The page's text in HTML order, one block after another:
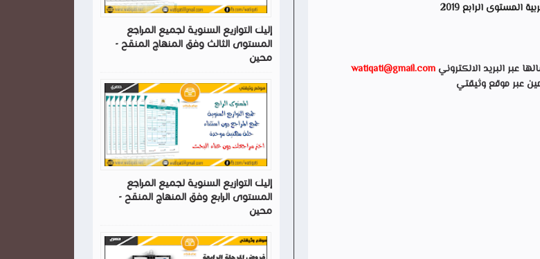
المستوى الرابع 2019
عبر البريد الالكترونيwatiqati@gmail.com
عبر موقع وثيقتي
إليك التوازيع السنوية لجميع المراجع
المستوى الثالث وفق المنهاج المنقح -
محين
إليك التوازيع السنوية لجميع المراجع
المستوى الرابع وفق المنهاج المنقح -
محين